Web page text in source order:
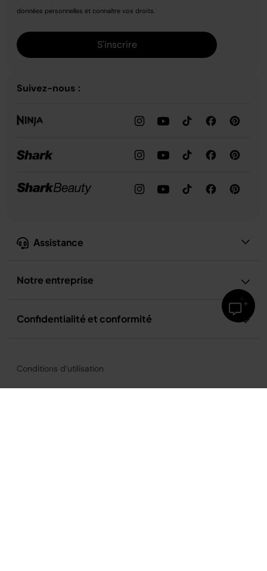
Assistance
Notre entreprise
Confidentialité et conformité
données personnelles et connaître vos droits.
S'inscrire
Suivez-nous :
Conditions d’utilisation